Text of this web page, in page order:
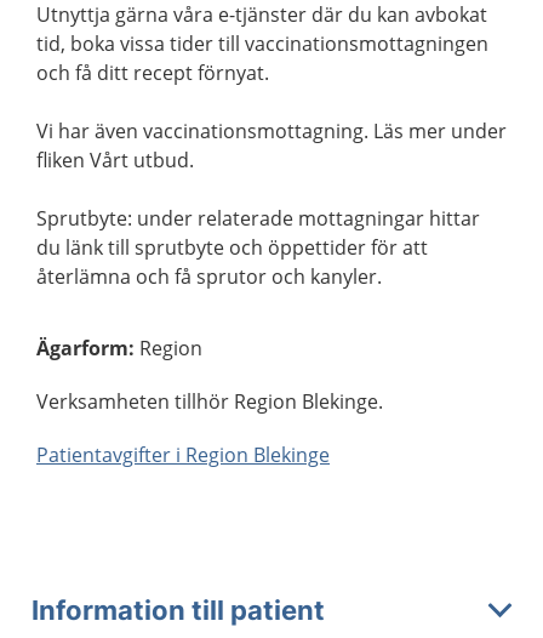
Utnyttja gärna våra e-tjänster där du kan avbokat
tid, boka vissa tider till vaccinationsmottagningen
och få ditt recept förnyat.
Vi har även vaccinationsmottagning. Läs mer under
fliken Vårt utbud.
Sprutbyte: under relaterade mottagningar hittar
du länk till sprutbyte och öppettider för att
återlämna och få sprutor och kanyler.
Ägarform: Region
Verksamheten tillhör Region Blekinge.
Patientavgifter i Region Blekinge
Information till patient